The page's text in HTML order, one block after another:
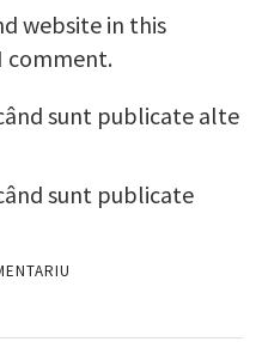
website in this
comment.
sunt publicate alte
sunt publicate